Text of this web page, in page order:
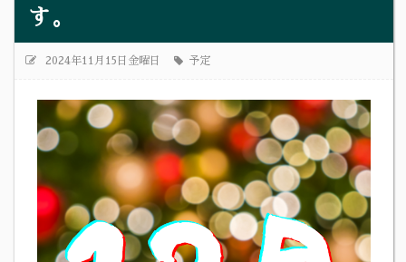
す。
2024年11月15日金曜日 予定